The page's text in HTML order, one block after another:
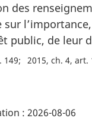
des
sur
public, de leur
149 2015, ch. 4, art.
: 2026-08-06